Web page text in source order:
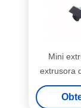
Mini
extrusora
de